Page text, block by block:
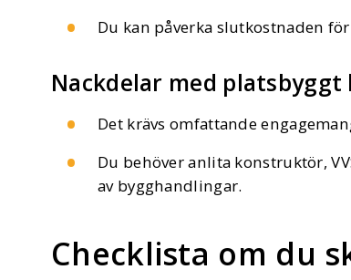
Du kan påverka slutkostnaden
Nackdelar med platsbyggt
Det krävs omfattande
Du behöver anlita konstruktör,
av bygghandlingar.
Checklista om du